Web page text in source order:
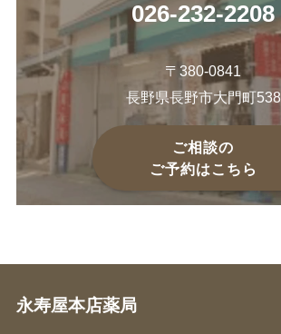
026-232-2208
〒380-0841
長野県長野市大門町538
ご相談の
ご予約はこちら
永寿屋本店薬局